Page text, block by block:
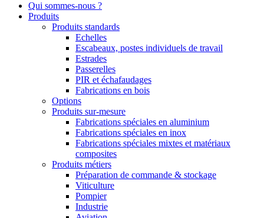
Qui sommes-nous ?
Produits
Produits standards
Echelles
Escabeaux, postes individuels de travail
Estrades
Passerelles
PIR et échafaudages
Fabrications en bois
Options
Produits sur-mesure
Fabrications spéciales en aluminium
Fabrications spéciales en inox
Fabrications spéciales mixtes et matériaux
composites
Produits métiers
Préparation de commande & stockage
Viticulture
Pompier
Industrie